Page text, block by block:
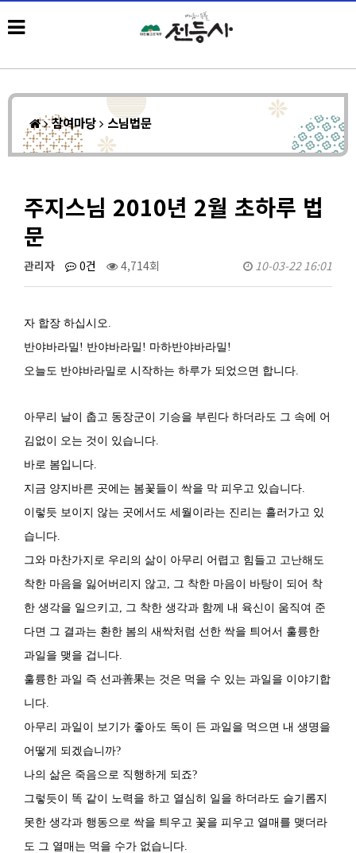
참여마당 스님법문
주지스님 2010년 2월 초하루 법
문
관리자 0건 4,714회 10-03-22 16:01
자 합장 하십시오.
반야바라밀! 반야바라밀! 마하반야바라밀!
오늘도 반야바라밀로 시작하는 하루가 되었으면 합니다.
아무리 날이 춥고 동장군이 기승을 부린다 하더라도 그 속에 어
김없이 오는 것이 있습니다.
바로 봄입니다.
지금 양지바른 곳에는 봄꽃들이 싹을 막 피우고 있습니다.
이렇듯 보이지 않는 곳에서도 세월이라는 진리는 흘러가고 있
습니다.
그와 마찬가지로 우리의 삶이 아무리 어렵고 힘들고 고난해도
착한 마음을 잃어버리지 않고, 그 착한 마음이 바탕이 되어 착
한 생각을 일으키고, 그 착한 생각과 함께 내 육신이 움직여 준
다면 그 결과는 환한 봄의 새싹처럼 선한 싹을 틔어서 훌륭한
과일을 맺을 겁니다.
훌륭한 과일 즉 선과善果는 것은 먹을 수 있는 과일을 이야기합
니다.
아무리 과일이 보기가 좋아도 독이 든 과일을 먹으면 내 생명을
어떻게 되겠습니까?
나의 삶은 죽음으로 직행하게 되죠?
그렇듯이 똑 같이 노력을 하고 열심히 일을 하더라도 슬기롭지
못한 생각과 행동으로 싹을 틔우고 꽃을 피우고 열매를 맺더라
도 그 열매는 먹을 수가 없습니다.